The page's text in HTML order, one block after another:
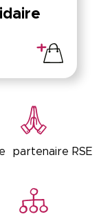
partenaire RSE